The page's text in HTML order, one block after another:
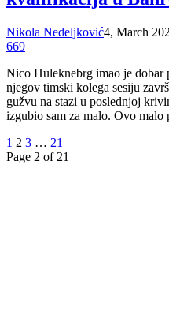
Nikola Nedeljković4, March
669
Nico Huleknebrg imao je dobar
njegov timski kolega sesiju
gužvu na stazi u poslednjoj
izgubio sam za malo. Ovo malo
1 2 3 … 21
Page 2 of 21